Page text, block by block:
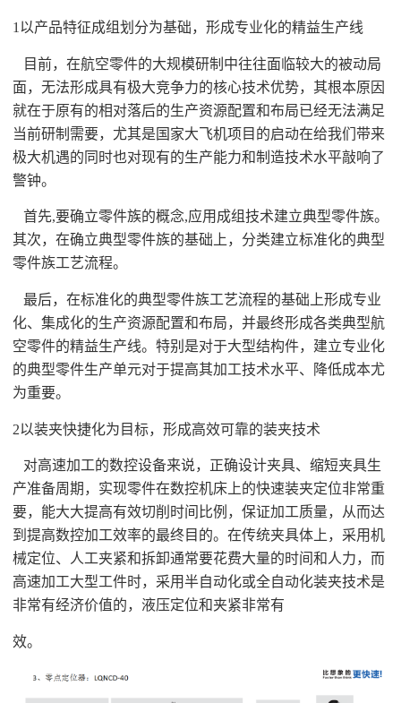
1以产品特征成组划分为基础，形成专业化的精益生产线
目前，在航空零件的大规模研制中往往面临较大的被动局
面，无法形成具有极大竞争力的核心技术优势，其根本原因
就在于原有的相对落后的生产资源配置和布局已经无法满足
当前研制需要，尤其是国家大飞机项目的启动在给我们带来
极大机遇的同时也对现有的生产能力和制造技术水平敲响了
警钟。
首先,要确立零件族的概念,应用成组技术建立典型零件族。
其次，在确立典型零件族的基础上，分类建立标准化的典型
零件族工艺流程。
最后，在标准化的典型零件族工艺流程的基础上形成专业
化、集成化的生产资源配置和布局，并最终形成各类典型航
空零件的精益生产线。特别是对于大型结构件，建立专业化
的典型零件生产单元对于提高其加工技术水平、降低成本尤
为重要。
2以装夹快捷化为目标，形成高效可靠的装夹技术
对高速加工的数控设备来说，正确设计夹具、缩短夹具生
产准备周期，实现零件在数控机床上的快速装夹定位非常重
要，能大大提高有效切削时间比例，保证加工质量，从而达
到提高数控加工效率的最终目的。在传统夹具体上，采用机
械定位、人工夹紧和拆卸通常要花费大量的时间和人力，而
高速加工大型工件时，采用半自动化或全自动化装夹技术是
非常有经济价值的，液压定位和夹紧非常有
效。